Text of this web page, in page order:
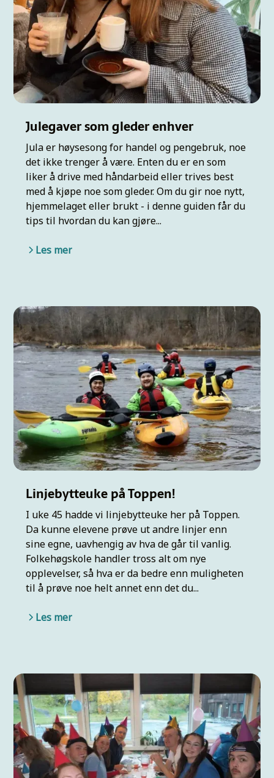
Julegaver som gleder enhver
Jula er høysesong for handel og pengebruk, noe
det ikke trenger å være. Enten du er en som
liker å drive med håndarbeid eller trives best
med å kjøpe noe som gleder. Om du gir noe nytt,
hjemmelaget eller brukt - i denne guiden får du
tips til hvordan du kan gjøre...
Les mer
Linjebytteuke på Toppen!
I uke 45 hadde vi linjebytteuke her på Toppen.
Da kunne elevene prøve ut andre linjer enn
sine egne, uavhengig av hva de går til vanlig.
Folkehøgskole handler tross alt om nye
opplevelser, så hva er da bedre enn muligheten
til å prøve noe helt annet enn det du...
Les mer